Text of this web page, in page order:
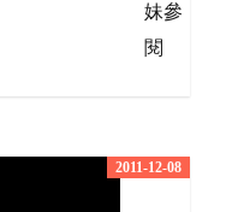
妹參
閱
2011-12-08